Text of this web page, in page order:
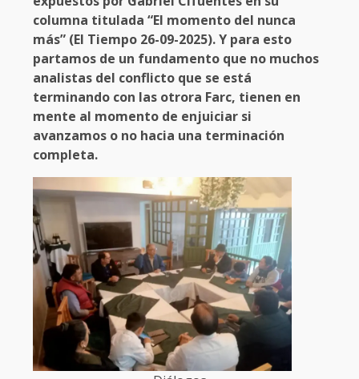
columna titulada “El momento del nunca
más” (El Tiempo 26-09-2025). Y para esto
partamos de un fundamento que no muchos
analistas del conflicto que se está
terminando con las otrora Farc, tienen en
mente al momento de enjuiciar si
avanzamos o no hacia una terminación
completa.